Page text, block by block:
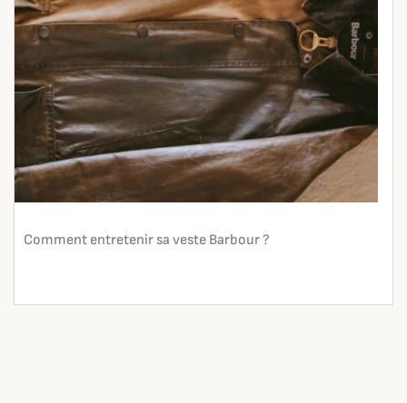
Comment entretenir sa veste Barbour ?